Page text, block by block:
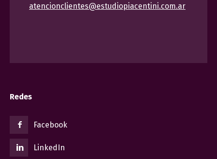
atencionclientes@estudiopiacentini.com.ar
Redes
Facebook
LinkedIn